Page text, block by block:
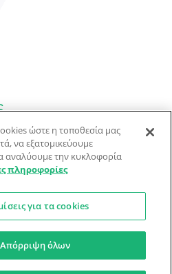
για …καλοφαγάδες!
Δεδομένων Όροι Xρήσης
λάθη — ελέγξτε τις συνταγές.
ώστε η τοποθεσία μας
να εξατομικεύουμε
αναλύουμε την κυκλοφορία
πληροφορίες
για τα cookies
Απόρριψη όλων